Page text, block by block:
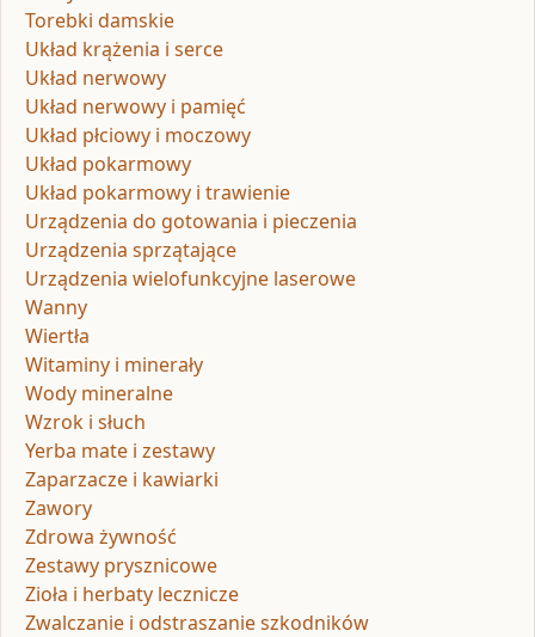
Torebki damskie
Układ krążenia i serce
Układ nerwowy
Układ nerwowy i pamięć
Układ płciowy i moczowy
Układ pokarmowy
Układ pokarmowy i trawienie
Urządzenia do gotowania i pieczenia
Urządzenia sprzątające
Urządzenia wielofunkcyjne laserowe
Wanny
Wiertła
Witaminy i minerały
Wody mineralne
Wzrok i słuch
Yerba mate i zestawy
Zaparzacze i kawiarki
Zawory
Zdrowa żywność
Zestawy prysznicowe
Zioła i herbaty lecznicze
Zwalczanie i odstraszanie szkodników